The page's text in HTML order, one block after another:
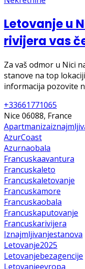
Letovanje u
rivijera vas
Za vaš odmor u Nici
stanove na top
informacija pozovite
+33661771065
Nice 06088, France
AzurCoast
Azurnaobala
Francuskaavantura
Francuskaleto
Francuskaletovanje
Francuskamore
Francuskaobala
Francuskaputovanje
Francuskarivijera
Iznajmljivanjestanova
Letovanje2025
Letovanjebezagencije
Letovanjeevropa